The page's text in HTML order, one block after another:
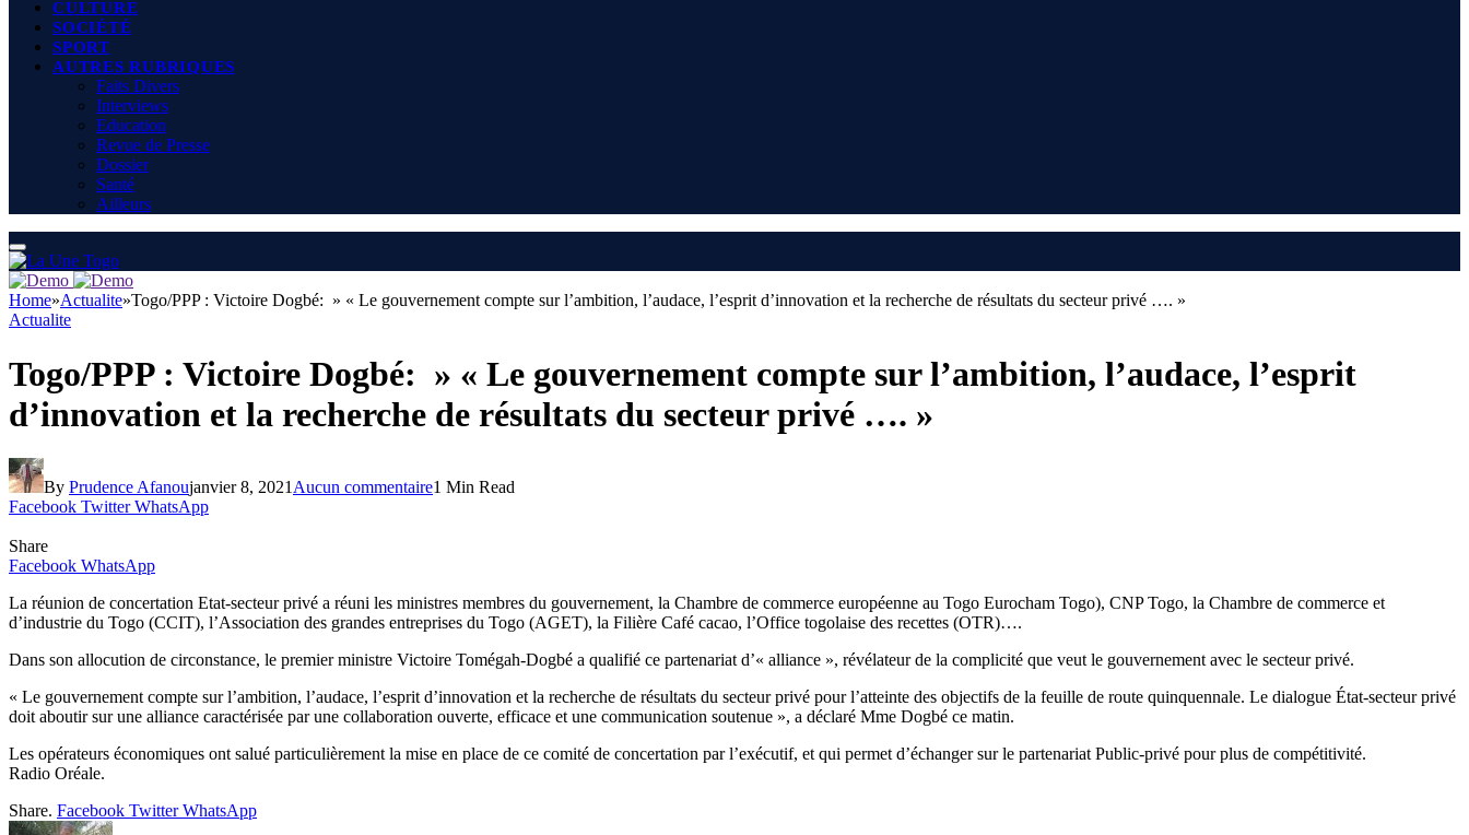
CULTURE
SOCIÉTÉ
SPORT
AUTRES RUBRIQUES
Faits Divers
Interviews
Education
Revue de Presse
Dossier
Santé
Ailleurs
Home»Actualite»Togo/PPP : Victoire Dogbé: » « Le gouvernement compte sur l’ambition, l’audace, l’esprit d’innovation et la recherche de résultats du secteur privé …. »
Actualite
Togo/PPP : Victoire Dogbé: » « Le gouvernement compte sur l’ambition, l’audace, l’esprit
d’innovation et la recherche de résultats du secteur privé …. »
By Prudence Afanoujanvier 8, 2021 Aucun commentaire1 Min Read
Facebook Twitter WhatsApp
Share
Facebook WhatsApp
La réunion de concertation Etat-secteur privé a réuni les ministres membres du gouvernement, la Chambre de commerce européenne au Togo Eurocham Togo), CNP Togo, la Chambre de commerce et
d’industrie du Togo (CCIT), l’Association des grandes entreprises du Togo (AGET), la Filière Café cacao, l’Office togolaise des recettes (OTR)….
Dans son allocution de circonstance, le premier ministre Victoire Tomégah-Dogbé a qualifié ce partenariat d’« alliance », révélateur de la complicité que veut le gouvernement avec le secteur privé.
« Le gouvernement compte sur l’ambition, l’audace, l’esprit d’innovation et la recherche de résultats du secteur privé pour l’atteinte des objectifs de la feuille de route quinquennale. Le dialogue État-secteur privé
doit aboutir sur une alliance caractérisée par une collaboration ouverte, efficace et une communication soutenue », a déclaré Mme Dogbé ce matin.
Les opérateurs économiques ont salué particulièrement la mise en place de ce comité de concertation par l’exécutif, et qui permet d’échanger sur le partenariat Public-privé pour plus de compétitivité.
Radio Oréale.
Share. Facebook Twitter WhatsApp